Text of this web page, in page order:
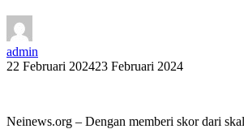
admin
22 Februari 202423 Februari 2024
Neinews.org – Dengan memberi skor dari